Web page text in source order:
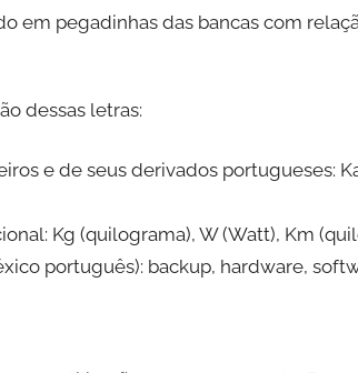
em pegadinhas das bancas com
dessas letras:
e de seus derivados portugueses:
Kg (quilograma), W (Watt), Km
português): backup, hardware,